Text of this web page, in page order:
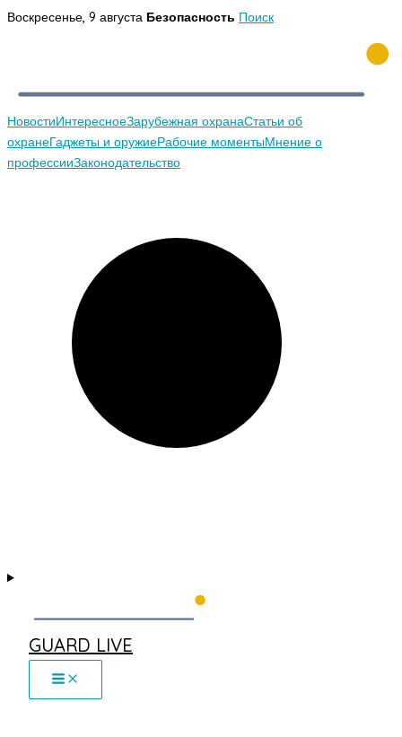
Перейти
Воскресенье, 9 августа Безопасность Поиск
НовостиИнтересноеЗарубежная охранаСтатьи об
охранеГаджеты и оружиеРабочие моментыМнение о
профессииЗаконодательство
GUARD LIVE